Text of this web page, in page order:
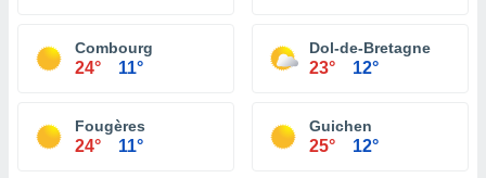
Combourg
24° 11°
Dol-de-Bretagne
23° 12°
Fougères
24° 11°
Guichen
25° 12°